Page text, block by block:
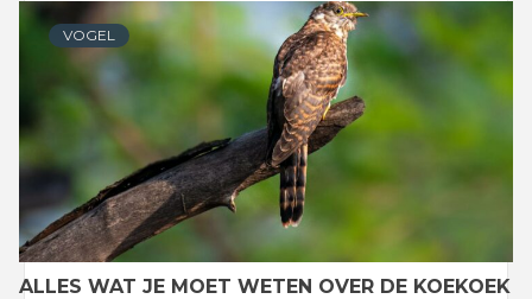
VOGEL
ALLES WAT JE MOET WETEN OVER DE KOEKOEK